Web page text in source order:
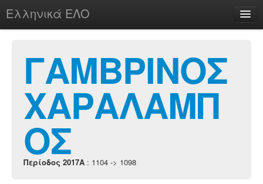
Ελληνικά ΕΛΟ
chesstu.be @ discord
Login
ΓΑΜΒΡΙΝΟΣ
ΧΑΡΑΛΑΜΠ
ΟΣ
Περίοδος 2017A : 1104 -> 1098